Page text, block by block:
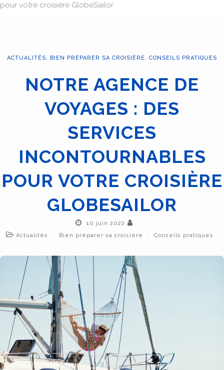
pour votre croisière GlobeSailor
ACTUALITÉS, BIEN PRÉPARER SA CROISIÈRE, CONSEILS PRATIQUES
NOTRE AGENCE DE
VOYAGES : DES
SERVICES
INCONTOURNABLES
POUR VOTRE CROISIÈRE
GLOBESAILOR
10 juin 2022
Actualités
Bien préparer sa croisière Conseils pratiques